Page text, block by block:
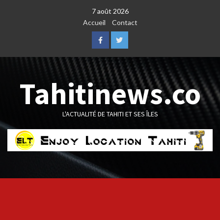
7 août 2026
Accueil
Contact
FacebookTwitter
Tahitinews.co
L'ACTUALITÉ DE TAHITI ET SES ÎLES